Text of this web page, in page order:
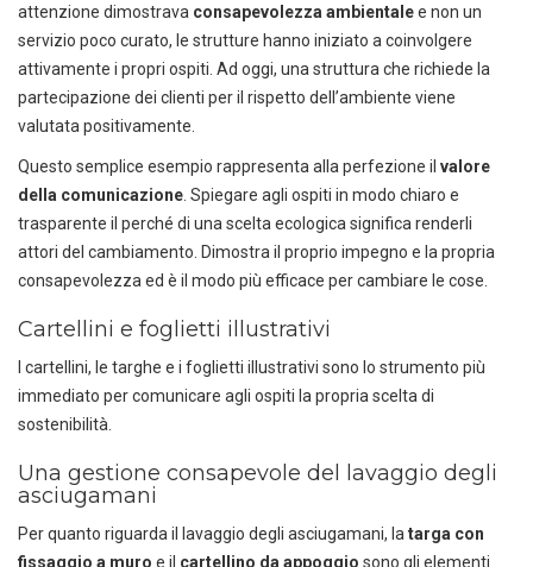
attenzione dimostrava consapevolezza ambientalee non un
servizio poco curato, le strutture hanno iniziato a coinvolgere
attivamente i propri ospiti. Ad oggi, una struttura che richiede la
partecipazione dei clienti per il rispetto dell’ambiente viene
valutata positivamente.
Questo semplice esempio rappresenta alla perfezione il valore
della comunicazione . Spiegare agli ospiti in modo chiaro e
trasparente il perché di una scelta ecologica significa renderli
attori del cambiamento. Dimostra il proprio impegno e la propria
consapevolezza ed è il modo più efficace per cambiare le cose.
Cartellini e foglietti illustrativi
I cartellini, le targhe e i foglietti illustrativi sono lo strumento più
immediato per comunicare agli ospiti la propria scelta di
sostenibilità.
Una gestione consapevole del lavaggio degli
asciugamani
Per quanto riguarda il lavaggio degli asciugamani, la targa con
fissaggio a muro e il cartellino da appoggio sono gli elementi